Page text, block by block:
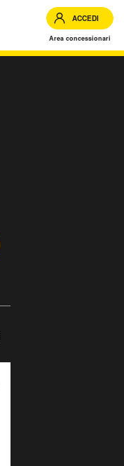
ACCEDI
Area concessionari